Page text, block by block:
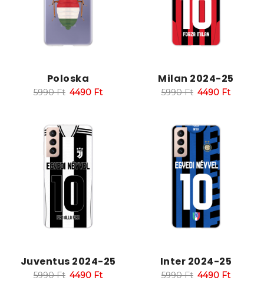
Poloska
5990Ft 4490 Ft
Milan 2024-25
5990Ft 4490 Ft
Juventus 2024-25
5990Ft 4490 Ft
Inter 2024-25
5990Ft 4490 Ft